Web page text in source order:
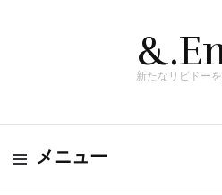
新たなリビドー
メニュー